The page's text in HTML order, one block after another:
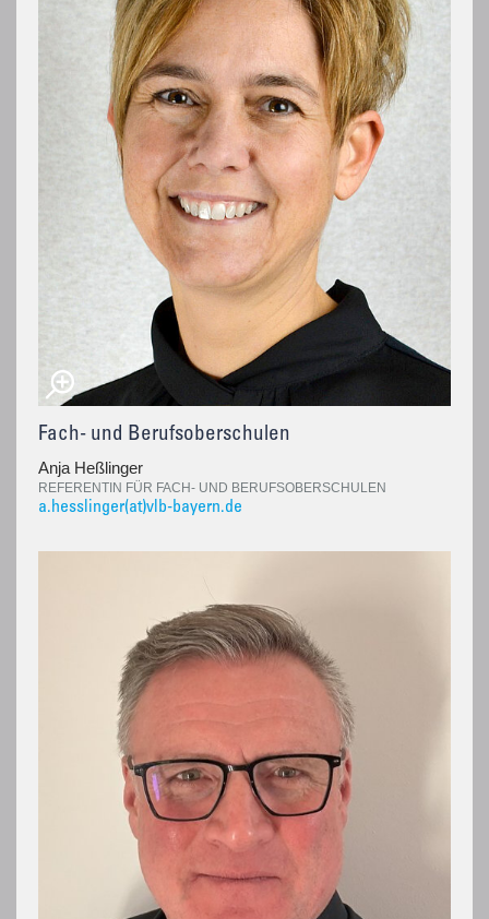
Fach- und Berufsoberschulen
Anja Heßlinger
REFERENTIN FÜR FACH- UND BERUFSOBERSCHULEN
a.hesslinger(at)vlb-bayern.de